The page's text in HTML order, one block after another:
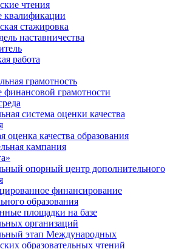
чтения
стажировка
наставничества
работа
грамотность
грамотности
система оценки качества
оценка качества образования
кампания
опорный центр дополнительного
финансирование
образования
площадки на базе
организаций
этап Международных
образовательных чтений